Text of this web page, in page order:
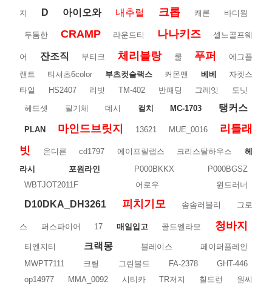
지 D 아이오와 내추럴 크롭 캐론 바디웜
두툼한 CRAMP 라운드티 나나키즈 셀느골프웨
어 잔조직 부티크 체리블랑 쿨 푸퍼
에그플
랜트
티셔츠6color 부츠컷슬랙스 커몬맨 베베
자켓스
타일
HS2407 리빗 TM-402 반패딩 그레잇
도닛
헤드셋
필기체 데시 컬치 MC-1703 탱커스
PLAN 마인드브릿지 13621 MUE_0016
리틀래
빗
온디른 cd1797 에이프릴랩스 크리스탈하우스
헤
라시
포원라인 P000BKKX
P000BGSZ
WBTJOT2011F
어로우 윈드러너
D10DKA_DH3261 피치기모 솜솜러블리 그로
스 퍼스파이어 17 매일입고 골드엘라모 청바지
티엔지티 크랙몽 블레이스
페이퍼플레인
MWPT7111
크릴 그린볼드 FA-2378
GHT-446
op14977
MMA_0092 시티카 TR저지 칠드런
원씨